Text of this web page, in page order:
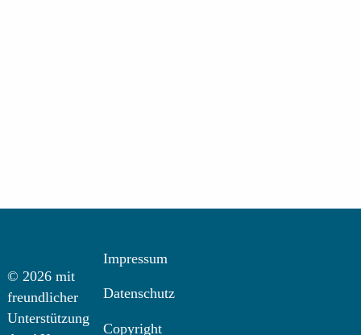
© 2026 mit
freundlicher
Unterstützung
Impressum
Datenschutz
Copyright